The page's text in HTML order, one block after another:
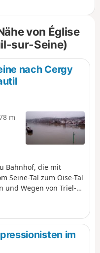
Ende
einvon Église
sur-Seine)
nach Cergy
m
Bahnhof, die mit
Seine-Tal zum Oise-Tal
und Wegen von Triel-
von Hautil.
und zwei schöne
im